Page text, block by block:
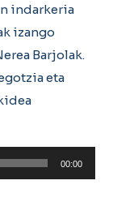
indarkeria
izango
Barjolak.
eta
00:00